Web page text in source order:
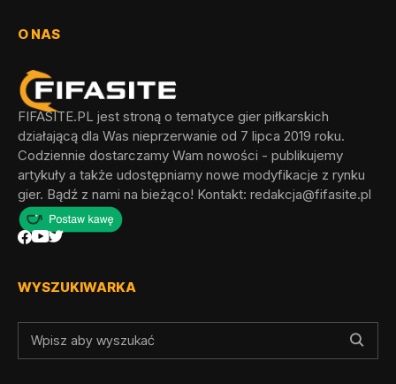
O NAS
FIFASITE.PL jest stroną o tematyce gier piłkarskich
działającą dla Was nieprzerwanie od 7 lipca 2019 roku.
Codziennie dostarczamy Wam nowości - publikujemy
artykuły a także udostępniamy nowe modyfikacje z rynku
gier. Bądź z nami na bieżąco! Kontakt: redakcja@fifasite.pl
WYSZUKIWARKA